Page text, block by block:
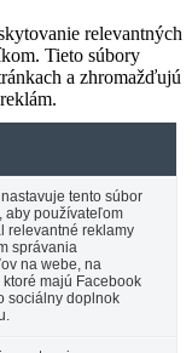
relevantných
Tieto súbory
a zhromažďujú
tento súbor
aby používateľom
relevantné reklamy
správania
na webe, na
ktoré majú Facebook
sociálny doplnok